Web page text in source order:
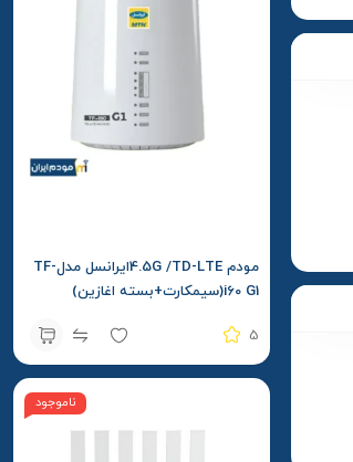
مودم 4.5G /TD-LTEایرانسل مدلTF-
i60 G1(سیمکارت+بسته اغازین)
5
ناموجود